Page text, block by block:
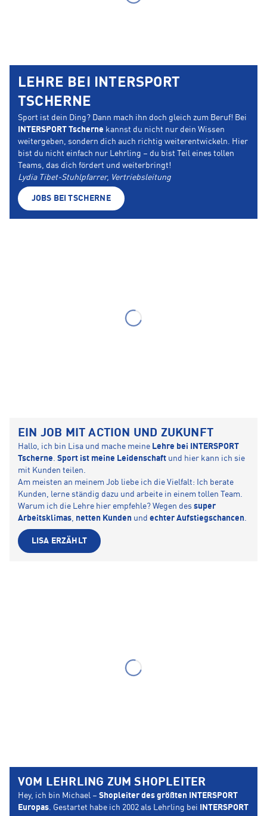
LEHRE BEI INTERSPORT
TSCHERNE
Sport ist dein Ding? Dann mach ihn doch gleich zum Beruf! Bei
INTERSPORT Tscherne kannst du nicht nur dein Wissen
weitergeben, sondern dich auch richtig weiterentwickeln. Hier
bist du nicht einfach nur Lehrling – du bist Teil eines tollen
Teams, das dich fördert und weiterbringt!
Lydia Tibet-Stuhlpfarrer, Vertriebsleitung
JOBS BEI TSCHERNE
EIN JOB MIT ACTION UND ZUKUNFT
Hallo, ich bin Lisa und mache meine Lehre bei INTERSPORT
Tscherne Sport ist meine Leidenschaft und hier kann ich sie
mit Kunden teilen.
Am meisten an meinem Job liebe ich die Vielfalt: Ich berate
Kunden, lerne ständig dazu und arbeite in einem tollen Team.
Warum ich die Lehre hier empfehle? Wegen des super
Arbeitsklimas netten Kunden und echter Aufstiegschancen
LISA ERZÄHLT
VOM LEHRLING ZUM SHOPLEITER
Hey, ich bin Michael – Shopleiter des größten INTERSPORT
Europas. Gestartet habe ich 2002 als Lehrling bei
INTERSPORT